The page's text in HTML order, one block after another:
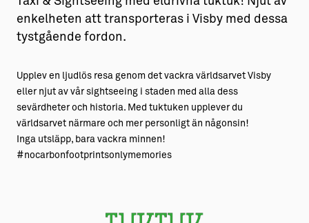
enkelheten att transporteras i Visby med dessa
tystgående fordon.
Upplev en ljudlös resa genom det vackra världsarvet Visby
eller njut av vår sightseeing i staden med alla dess
sevärdheter och historia. Med tuktuken upplever du
världsarvet närmare och mer personligt än någonsin!
Inga utsläpp, bara vackra minnen!
#nocarbonfootprintsonlymemories